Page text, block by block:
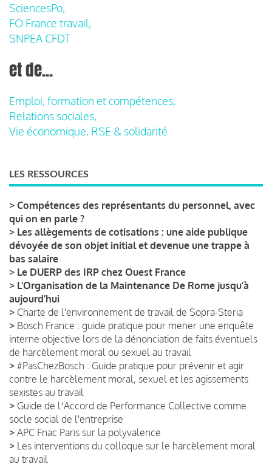
SciencesPo,
FO France travail,
SNPEA CFDT
et de...
Emploi, formation et compétences,
Relations sociales,
Vie économique, RSE & solidarité
LES RESSOURCES
> Compétences des représentants du personnel, avec
qui on en parle ?
> Les allègements de cotisations : une aide publique
dévoyée de son objet initial et devenue une trappe à
bas salaire
> Le DUERP des IRP chez Ouest France
> L’Organisation de la Maintenance De Rome jusqu’à
aujourd’hui
> Charte de l'environnement de travail de Sopra-Steria
> Bosch France : guide pratique pour mener une enquête
interne objective lors de la dénonciation de faits éventuels
de harcèlement moral ou sexuel au travail
> #PasChezBosch : Guide pratique pour prévenir et agir
contre le harcèlement moral, sexuel et les agissements
sexistes au travail
> Guide de lʼAccord de Performance Collective comme
socle social de l'entreprise
> APC Fnac Paris sur la polyvalence
> Les interventions du colloque sur le harcèlement moral
au travail